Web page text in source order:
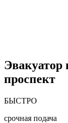
Эвакуатор
проспект
БЫСТРО
срочная подача